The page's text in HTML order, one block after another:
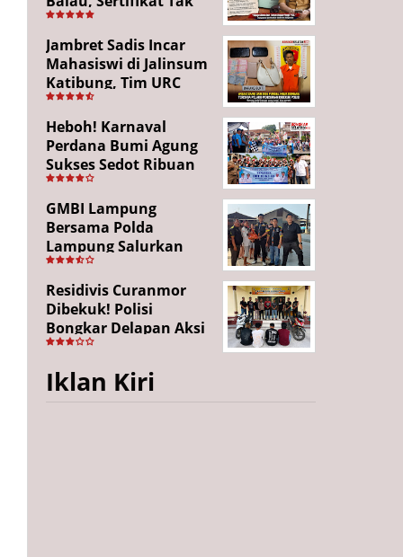
Kunjung Diterima,
Warga Tempuh Jalur
Hukum
Jambret Sadis Incar
Mahasiswi di Jalinsum
Katibung, Tim URC
Ringkus Pelaku dan
Sita Barang Bukti
Heboh! Karnaval
Perdana Bumi Agung
Sukses Sedot Ribuan
Penonton, Enam
Lingkungan Tampil All
Out
GMBI Lampung
Bersama Polda
Lampung Salurkan
Puluhan Paket
Sembako di
Bakauheni, Wujud
Kepedulian Sambut
HUT RI ke-81
Residivis Curanmor
Dibekuk! Polisi
Bongkar Delapan Aksi
Pencurian di
Pelaku Ditangkap
Iklan Kiri